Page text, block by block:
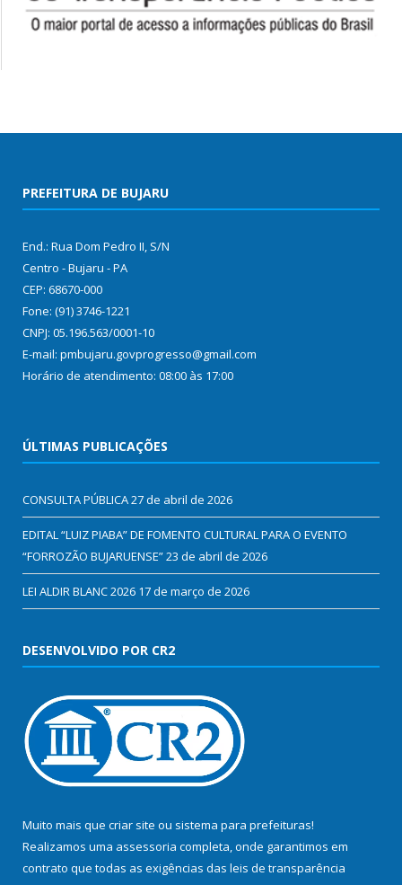
PREFEITURA DE BUJARU
End.: Rua Dom Pedro II, S/N
Centro - Bujaru - PA
CEP: 68670-000
Fone: (91) 3746-1221
CNPJ: 05.196.563/0001-10
E-mail: pmbujaru.govprogresso@gmail.com
Horário de atendimento: 08:00 às 17:00
ÚLTIMAS PUBLICAÇÕES
CONSULTA PÚBLICA27 de abril de 2026
EDITAL “LUIZ PIABA” DE FOMENTO CULTURAL PARA O EVENTO
“FORROZÃO BUJARUENSE”23 de abril de 2026
LEI ALDIR BLANC 2026 17 de março de 2026
DESENVOLVIDO POR CR2
Muito mais que criar site ou sistema para prefeituras!
Realizamos uma assessoria completa, onde garantimos em
contrato que todas as exigências das leis de transparência